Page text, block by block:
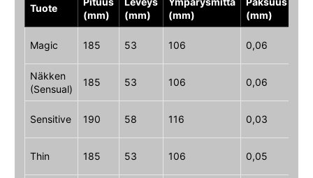
Tuote
(mm)
(mm)
(mm)
(mm)
Magic 185 53 106 0,06
Näkken
(Sensual)
185 53 106 0,06
Sensitive 190 58 116 0,03
Thin 185 53 106 0,05